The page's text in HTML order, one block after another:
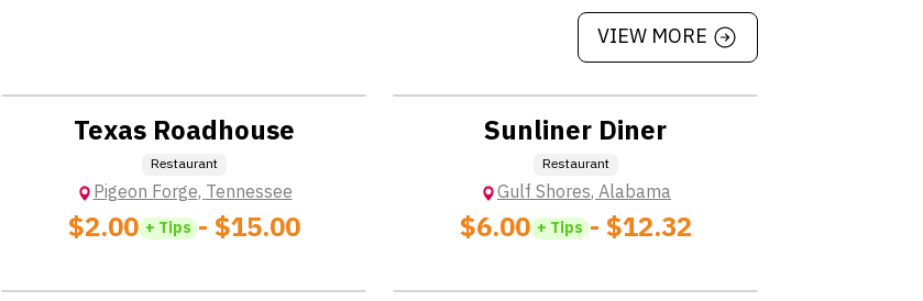
VIEW MORE
Texas Roadhouse
Restaurant
Pigeon Forge,Tennessee
$2.00 + Tips - $15.00
Location: No  Charge
Sunliner Diner
Restaurant
Gulf Shores,Alabama
$6.00 + Tips - $12.32